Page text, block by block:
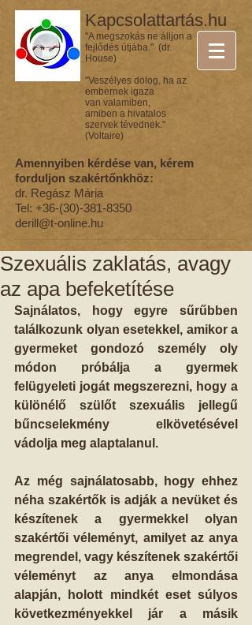
Kapcsolattartás.hu
"A megszokás ne álljon a
fejlődés útjába." (dr.
House)
"Veszélyes dolog, ha az
embernek igaza
van valamiben,
amiben a hivatalos
szervek tévednek."
(Voltaire)
Amennyiben kérdése van, kérem
forduljon szakértőnkhöz:
dr. Regász Mária
Tel: +36-(30)-381-8350
derill@t-online.hu
Szexuális zaklatás, avagy
az apa befeketítése
Sajnálatos, hogy egyre sűrűbben
találkozunk olyan esetekkel, amikor a
gyermeket gondozó személy oly
módon próbálja a gyermek
felügyeleti jogát megszerezni, hogy a
különélő szülőt szexuális jellegű
bűncselekmény elkövetésével
vádolja meg alaptalanul.
Az még sajnálatosabb, hogy ehhez
néha szakértők is adják a nevüket és
készítenek a gyermekkel olyan
szakértői véleményt, amilyet az anya
megrendel, vagy készítenek szakértői
véleményt az anya elmondása
alapján, holott mindkét eset súlyos
következményekkel jár a másik